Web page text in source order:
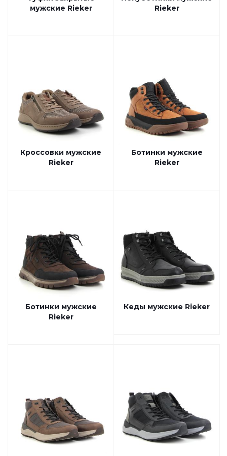
мужские Rieker
Rieker
Кроссовки мужские
Rieker
Ботинки мужские
Rieker
Ботинки мужские
Rieker
Кеды мужские Rieker